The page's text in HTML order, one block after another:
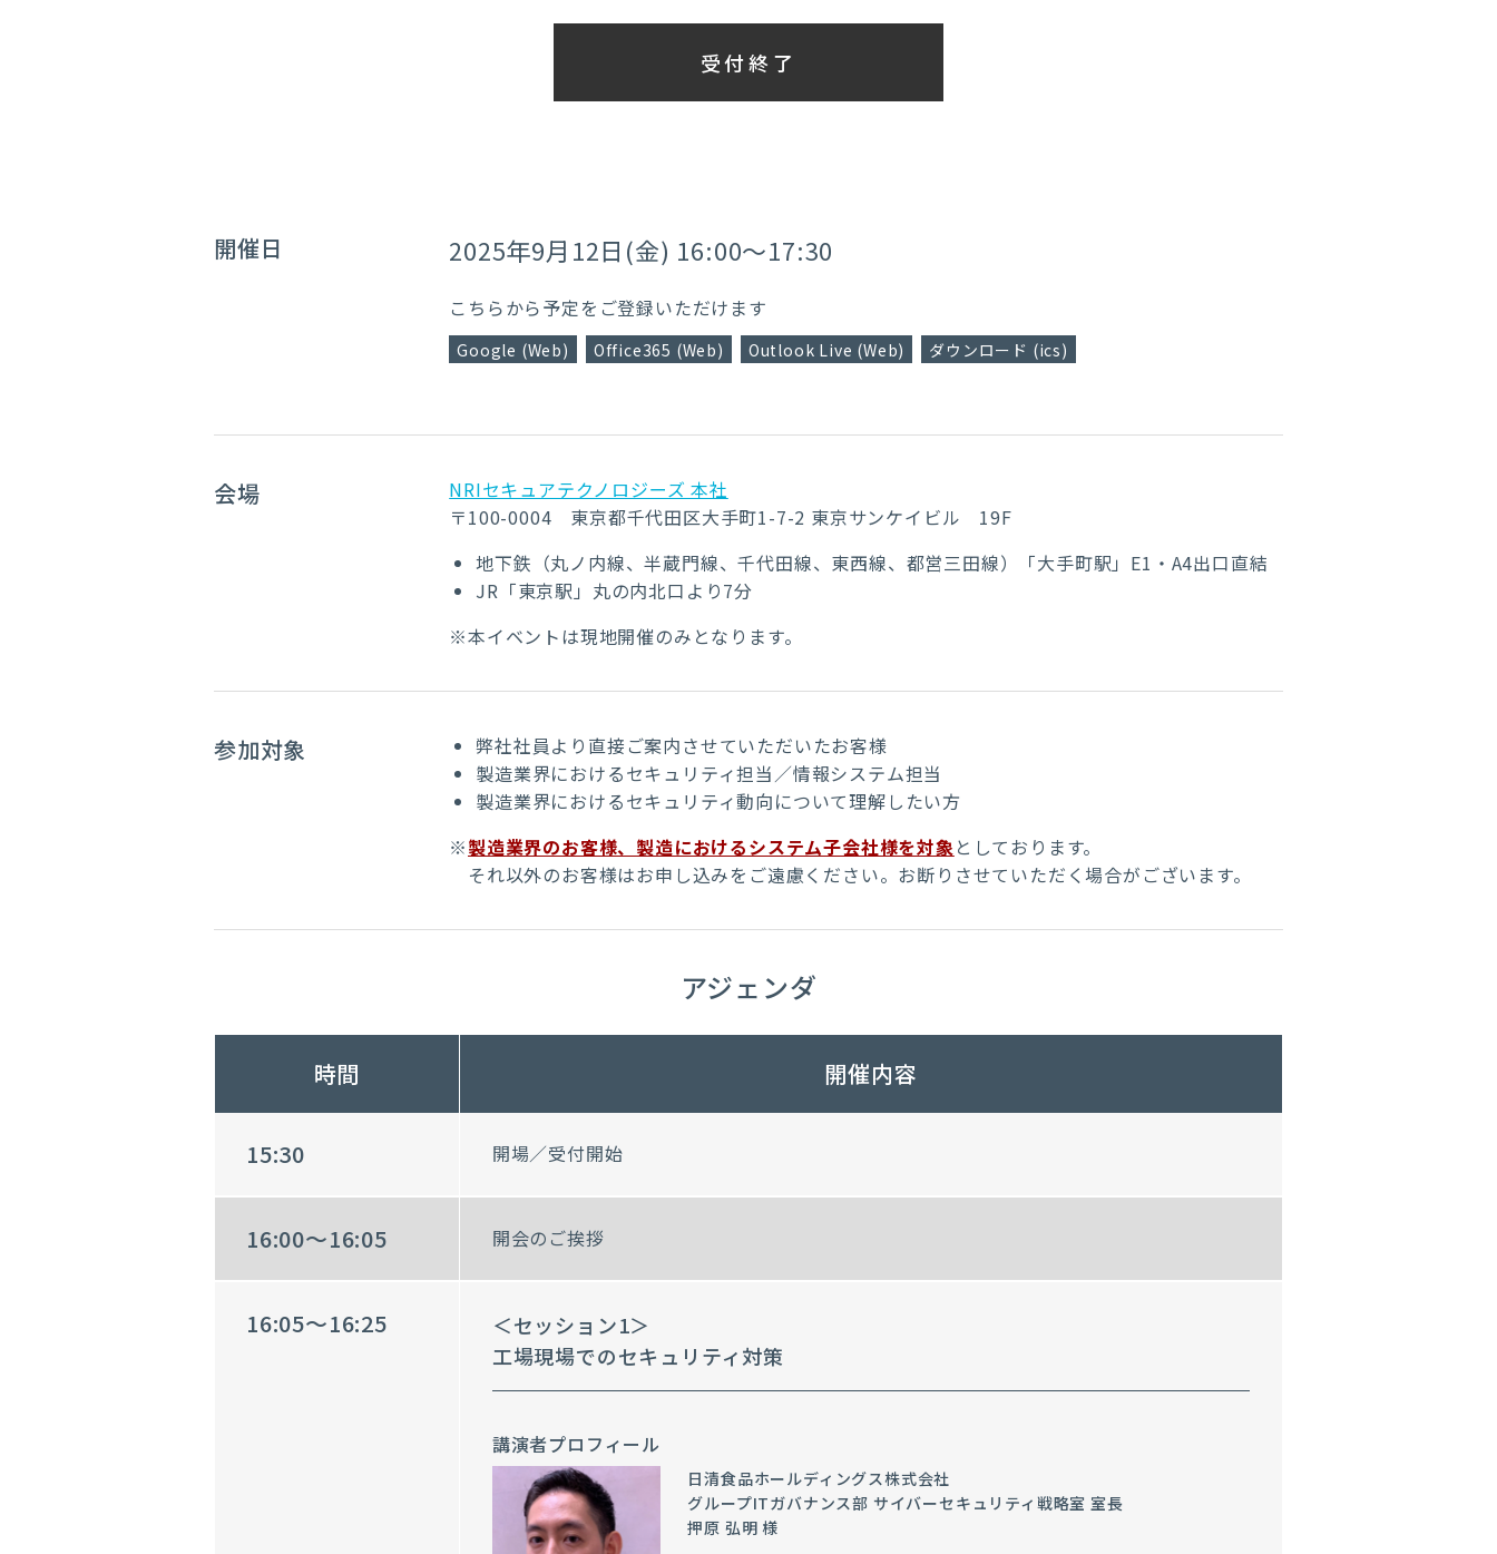
受付終了
開催日 2025年9月12日(金) 16:00～17:30
こちらから予定をご登録いただけます
Google (Web) Office365 (Web) Outlook Live (Web) ダウンロード (ics)
会場
NRIセキュアテクノロジーズ 本社
〒100-0004 東京都千代田区大手町1-7-2 東京サンケイビル 19F
地下鉄（丸ノ内線、半蔵門線、千代田線、東西線、都営三田線）
「大手町駅」E1・A4出口直結
JR「東京駅」丸の内北口より7分
※本イベントは現地開催のみとなります。
参加対象
弊社社員より直接ご案内させていただいたお客様
製造業界におけるセキュリティ担当／情報システム担当
製造業界におけるセキュリティ動向について理解したい方
※製造業界のお客様、製造におけるシステム子会社様を対象としております。
それ以外のお客様はお申し込みをご遠慮ください。お断りさせていただく場合がございます。
アジェンダ
時間 開催内容
15:30 開場／受付開始
16:00～16:05 開会のご挨拶
16:05～16:25
＜セッション1＞
工場現場でのセキュリティ対策
講演者プロフィール
日清食品ホールディングス株式会社
グループITガバナンス部 サイバーセキュリティ戦略室 室長
押原 弘明 様